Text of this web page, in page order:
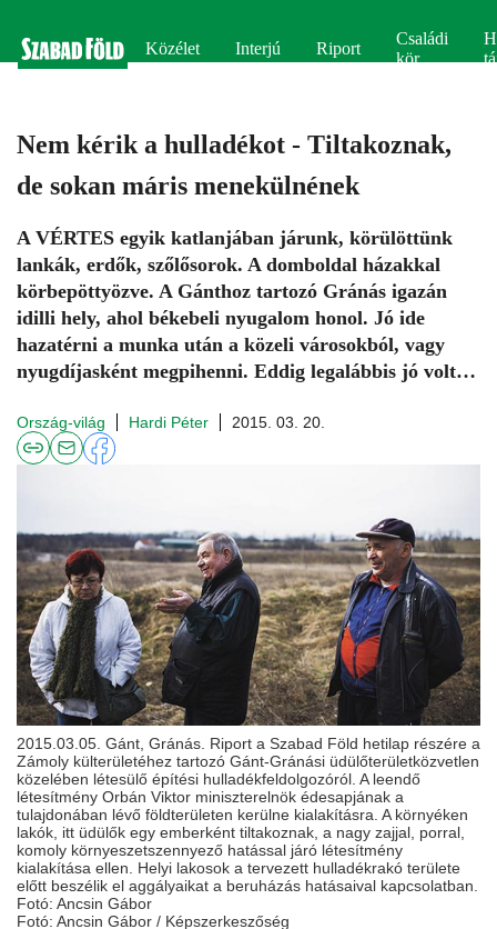
Közélet Interjú Riport
Családi
kör
Nem kérik a hulladékot - Tiltakoznak,
de sokan máris menekülnének
A VÉRTES egyik katlanjában járunk, körülöttünk
lankák, erdők, szőlősorok. A domboldal házakkal
körbepöttyözve. A Gánthoz tartozó Gránás igazán
idilli hely, ahol békebeli nyugalom honol. Jó ide
hazatérni a munka után a közeli városokból, vagy
nyugdíjasként megpihenni. Eddig legalábbis jó volt…
Ország-világ Hardi Péter 2015. 03. 20.
2015.03.05. Gánt, Gránás. Riport a Szabad Föld hetilap részére a
Zámoly külterületéhez tartozó Gánt-Gránási üdülőterületközvetlen
közelében létesülő építési hulladékfeldolgozóról. A leendő
létesítmény Orbán Viktor miniszterelnök édesapjának a
tulajdonában lévő földterületen kerülne kialakításra. A környéken
lakók, itt üdülők egy emberként tiltakoznak, a nagy zajjal, porral,
komoly környeszetszennyező hatással járó létesítmény
kialakítása ellen. Helyi lakosok a tervezett hulladékrakó területe
előtt beszélik el aggályaikat a beruházás hatásaival kapcsolatban.
Fotó: Ancsin Gábor
Fotó: Ancsin Gábor / Képszerkeszőség